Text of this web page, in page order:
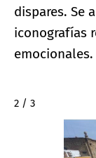
dispares. Se
iconografías
emocionales.
2 / 3